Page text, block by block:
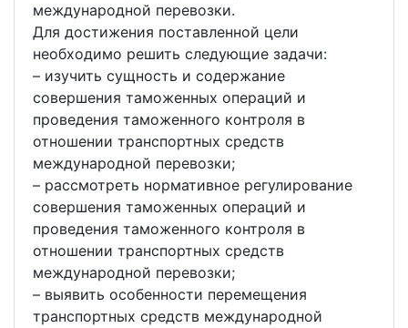
международной перевозки.
Для достижения поставленной цели
необходимо решить следующие задачи:
– изучить сущность и содержание
совершения таможенных операций и
проведения таможенного контроля в
отношении транспортных средств
международной перевозки;
– рассмотреть нормативное регулирование
совершения таможенных операций и
проведения таможенного контроля в
отношении транспортных средств
международной перевозки;
– выявить особенности перемещения
транспортных средств международной